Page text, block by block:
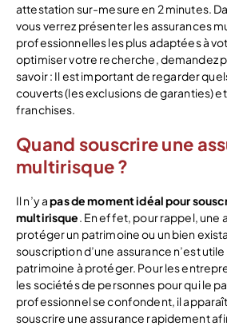
attestation sur-mesure en 2 minutes.
vous verrez présenter les assurances
professionnelles les plus adaptées à
optimiser votre recherche, demandez
savoir : Il est important de regarder
couverts (les exclusions de garanties)
franchises.
Quand souscrire une
multirisque ?
Il n’y apas de moment idéal pour
multirisque . En effet, pour rappel, une
protéger un patrimoine ou un bien
souscription d’une assurance n’est
patrimoine à protéger. Pour les
les sociétés de personnes pour qui le
professionnel se confondent, il
souscrire une assurance rapidement